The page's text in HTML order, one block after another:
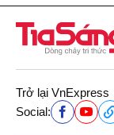
Trở lại VnExpress
Social: